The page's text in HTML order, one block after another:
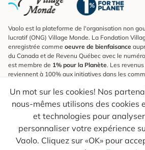
Un mot sur les cookies! Nos
nous-mêmes utilisons des cookies
et technologies pour
personnaliser votre expérience
Vaolo. Cliquez sur «OK» pour
Vaolo est la plateforme de l'organisation non
lucratif (ONG) Village Monde. La Fondation
enregistrée comme oeuvre de bienfaisance
du Canada et de Revenu Québec avec le
est membre de 1% pour la Planète. Les
reviennent à 100% aux initiatives dans les
S'inscrire à l'infolettre
Pour connaître les nouveautés, suivre nos
astuces pour des voyages plus conscients.
Ton courriel